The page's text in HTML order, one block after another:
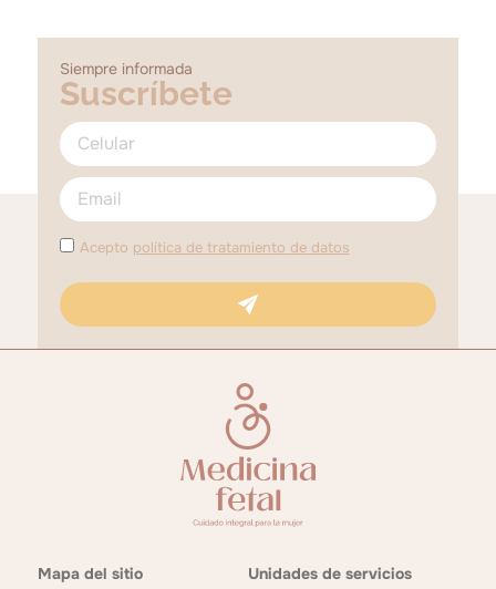
Siempre informada
Suscríbete
Acepto política de tratamiento de datos
Mapa del sitio
Unidades de servicios